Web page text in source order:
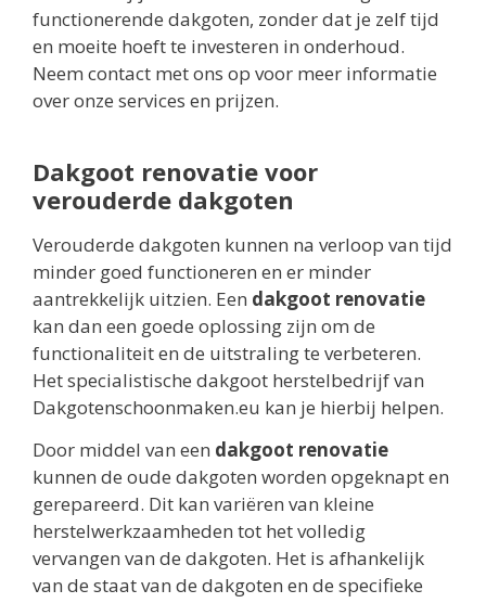
functionerende dakgoten, zonder dat je zelf tijd
en moeite hoeft te investeren in onderhoud.
Neem contact met ons op voor meer informatie
over onze services en prijzen.
Dakgoot renovatie voor
verouderde dakgoten
Verouderde dakgoten kunnen na verloop van tijd
minder goed functioneren en er minder
aantrekkelijk uitzien. Een dakgoot renovatie
kan dan een goede oplossing zijn om de
functionaliteit en de uitstraling te verbeteren.
Het specialistische dakgoot herstelbedrijf van
Dakgotenschoonmaken.eu kan je hierbij helpen.
Door middel van een dakgoot renovatie
kunnen de oude dakgoten worden opgeknapt en
gerepareerd. Dit kan variëren van kleine
herstelwerkzaamheden tot het volledig
vervangen van de dakgoten. Het is afhankelijk
van de staat van de dakgoten en de specifieke